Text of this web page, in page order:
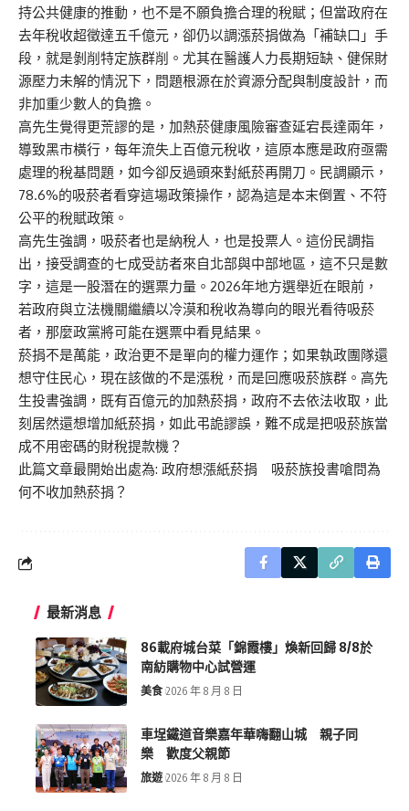
持公共健康的推動，也不是不願負擔合理的稅賦；但當政府在
去年稅收超徵達五千億元，卻仍以調漲菸捐做為「補缺口」手
段，就是剝削特定族群削。尤其在醫護人力長期短缺、健保財
源壓力未解的情況下，問題根源在於資源分配與制度設計，而
非加重少數人的負擔。
高先生覺得更荒謬的是，加熱菸健康風險審查延宕長達兩年，
導致黑市橫行，每年流失上百億元稅收，這原本應是政府亟需
處理的稅基問題，如今卻反過頭來對紙菸再開刀。民調顯示，
78.6%的吸菸者看穿這場政策操作，認為這是本末倒置、不符
公平的稅賦政策。
高先生強調，吸菸者也是納稅人，也是投票人。這份民調指
出，接受調查的七成受訪者來自北部與中部地區，這不只是數
字，這是一股潛在的選票力量。2026年地方選舉近在眼前，
若政府與立法機關繼續以冷漠和稅收為導向的眼光看待吸菸
者，那麼政黨將可能在選票中看見結果。
菸捐不是萬能，政治更不是單向的權力運作；如果執政團隊還
想守住民心，現在該做的不是漲稅，而是回應吸菸族群。高先
生投書強調，既有百億元的加熱菸捐，政府不去依法收取，此
刻居然還想增加紙菸捐，如此弔詭謬誤，難不成是把吸菸族當
成不用密碼的財稅提款機？
此篇文章最開始出處為: 政府想漲紙菸捐 吸菸族投書嗆問為
何不收加熱菸捐？
最新消息
86載府城台菜「錦霞樓」煥新回歸 8/8於
南紡購物中心試營運
美食 2026 年 8 月 8 日
車埕鐵道音樂嘉年華嗨翻山城 親子同
樂 歡度父親節
旅遊 2026 年 8 月 8 日